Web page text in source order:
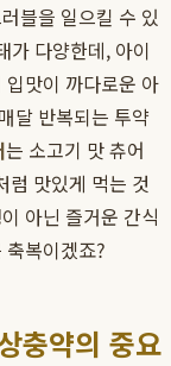
블을 일으킬 수 있
가 다양한데, 아이
맛이 까다로운 아
달 반복되는 투약
는 소고기 맛 츄어
럼 맛있게 먹는 것
아닌 즐거운 간식
복이겠죠?
충약의 중요